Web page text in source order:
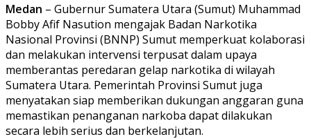
Medan – Gubernur Sumatera Utara (Sumut) Muhammad
Bobby Afif Nasution mengajak Badan Narkotika
Nasional Provinsi (BNNP) Sumut memperkuat kolaborasi
dan melakukan intervensi terpusat dalam upaya
memberantas peredaran gelap narkotika di wilayah
Sumatera Utara. Pemerintah Provinsi Sumut juga
menyatakan siap memberikan dukungan anggaran guna
memastikan penanganan narkoba dapat dilakukan
secara lebih serius dan berkelanjutan.